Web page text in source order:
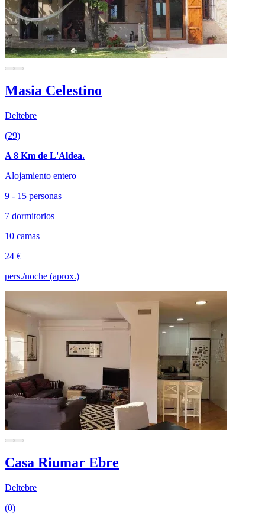
Masia Celestino
Deltebre
(29)
A 8 Km de L'Aldea.
Alojamiento entero
9 - 15 personas
7 dormitorios
10 camas
24 €
pers./noche (aprox.)
Casa Riumar Ebre
Deltebre
(0)